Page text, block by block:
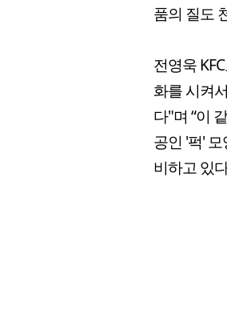
품의 질도
전영욱
화를 시켜
다"며 “이
공인 '퍽'
비하고 있